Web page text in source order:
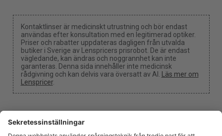
Kontaktlinser är medicinskt utrustning och bör endast
användas efter konsultation med en legitimerad optiker.
Priser och rabatter uppdateras dagligen från utvalda
butiker i Sverige av Lenspricers prisrobot. De är endast
vägledande, kan ändras och noggrannhet kan inte
garanteras. Denna sida innehåller inte medicinsk
rådgivning och kan delvis vara översatt av AI.
Läs mer om
Lenspricer.